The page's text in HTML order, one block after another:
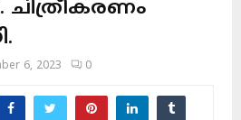
6, 2023 0